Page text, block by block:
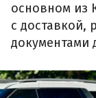
основном из
с доставкой,
документами